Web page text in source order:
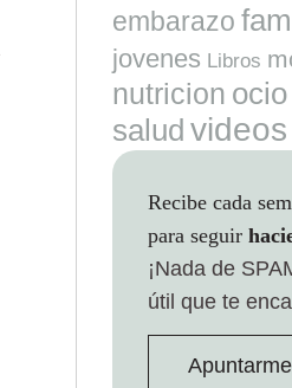
embarazo
jovenes Libros
nutricion ocio
salud videos
Recibe cada
para seguir
¡Nada de
útil que te